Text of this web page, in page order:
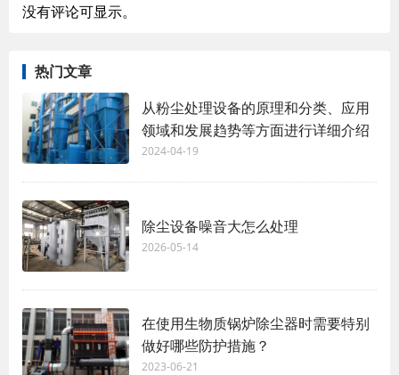
没有评论可显示。
热门文章
从粉尘处理设备的原理和分类、应用
领域和发展趋势等方面进行详细介绍
2024-04-19
除尘设备噪音大怎么处理
2026-05-14
在使用生物质锅炉除尘器时需要特别
做好哪些防护措施？
2023-06-21